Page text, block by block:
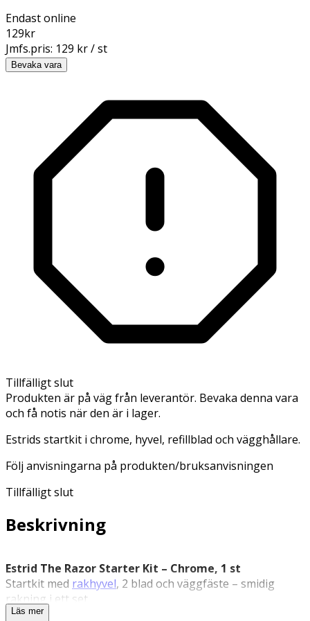
Endast online
129kr
Jmfs.pris: 129 kr / st
Bevaka vara
Tillfälligt slut
Produkten är på väg från leverantör. Bevaka denna vara
och få notis när den är i lager.
Estrids startkit i chrome, hyvel, refillblad och vägghållare.
Följ anvisningarna på produkten/bruksanvisningen
Tillfälligt slut
Beskrivning
Estrid The Razor Starter Kit – Chrome, 1 st
Startkit med rakhyvel, 2 blad och väggfäste – smidig
rakning i ett set.
Läs mer